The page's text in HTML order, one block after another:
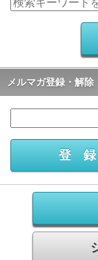
メルマガ登録・解除